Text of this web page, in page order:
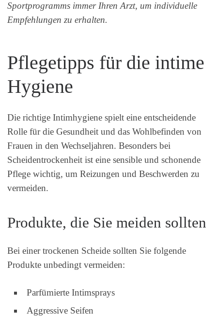
Sportprogramms immer Ihren Arzt, um individuelle
Empfehlungen zu erhalten.
Pflegetipps für die intime
Hygiene
Die richtige Intimhygiene spielt eine entscheidende
Rolle für die Gesundheit und das Wohlbefinden von
Frauen in den Wechseljahren. Besonders bei
Scheidentrockenheit ist eine sensible und schonende
Pflege wichtig, um Reizungen und Beschwerden zu
vermeiden.
Produkte, die Sie meiden sollten
Bei einer trockenen Scheide sollten Sie folgende
Produkte unbedingt vermeiden:
Parfümierte Intimsprays
Aggressive Seifen